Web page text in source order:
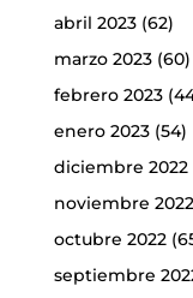
abril 2023(62)
marzo 2023(60)
febrero 2023
enero 2023(54)
diciembre 2022
noviembre 2022
octubre 2022
septiembre